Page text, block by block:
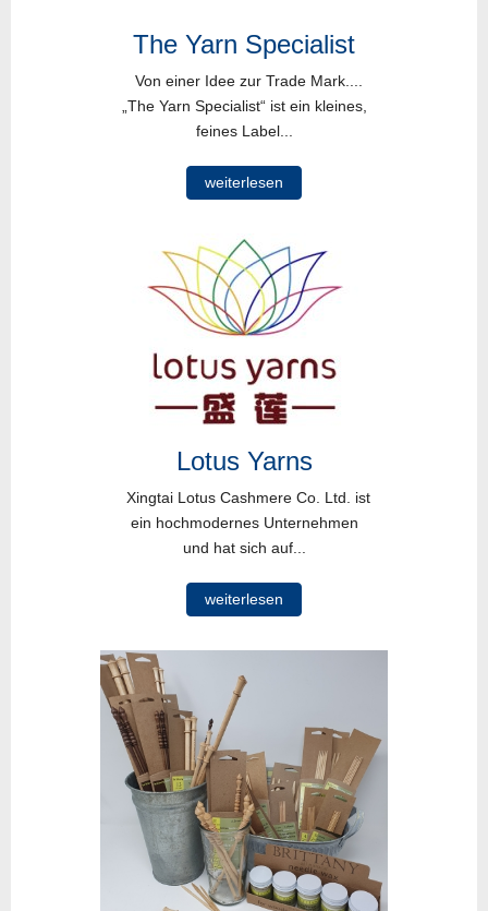
The Yarn Specialist
Von einer Idee zur Trade Mark....
„The Yarn Specialist“ ist ein kleines,
feines Label...
weiterlesen
Lotus Yarns
Xingtai Lotus Cashmere Co. Ltd. ist
ein hochmodernes Unternehmen
und hat sich auf...
weiterlesen